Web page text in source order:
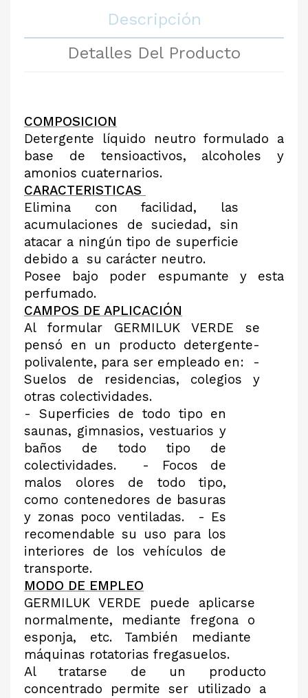
Descripción
Detalles Del Producto
COMPOSICION
Detergente líquido neutro formulado a
base de tensioactivos, alcoholes y
amonios cuaternarios.
CARACTERISTICAS
Elimina con facilidad, las
acumulaciones de suciedad, sin
atacar a ningún tipo de superficie
debido a su carácter neutro.
Posee bajo poder espumante y esta
perfumado.
CAMPOS DE APLICACIÓN
Al formular GERMILUK VERDE se
pensó en un producto detergente-
polivalente, para ser empleado en:
-
Suelos de residencias, colegios y
otras colectividades.
- Superficies de todo tipo en
saunas, gimnasios, vestuarios y
baños de todo tipo de
colectividades.
- Focos de
malos olores de todo tipo,
como contenedores de basuras
y zonas poco ventiladas.
- Es
recomendable su uso para los
interiores de los vehículos de
transporte.
MODO DE EMPLEO
GERMILUK VERDE puede aplicarse
normalmente, mediante fregona o
esponja, etc. También mediante
máquinas rotatorias fregasuelos.
Al tratarse de un producto
concentrado permite ser utilizado a